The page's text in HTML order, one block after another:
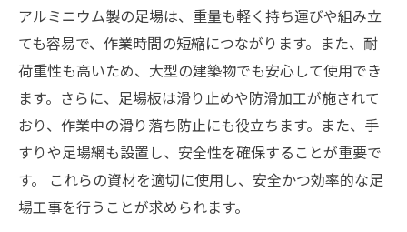
アルミニウム製の足場は、重量も軽く持ち運びや組み立
ても容易で、作業時間の短縮につながります。また、耐
荷重性も高いため、大型の建築物でも安心して使用でき
ます。さらに、足場板は滑り止めや防滑加工が施されて
おり、作業中の滑り落ち防止にも役立ちます。また、手
すりや足場網も設置し、安全性を確保することが重要で
す。 これらの資材を適切に使用し、安全かつ効率的な足
場工事を行うことが求められます。